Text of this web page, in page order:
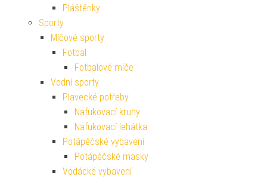
Pláštěnky
Sporty
Míčové sporty
Fotbal
Fotbalové míče
Vodní sporty
Plavecké potřeby
Nafukovací kruhy
Nafukovací lehátka
Potápěčské vybavení
Potápěčské masky
Vodácké vybavení